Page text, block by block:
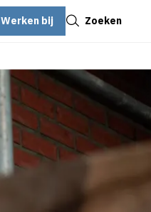
Werken bij Zoeken
Sluiten